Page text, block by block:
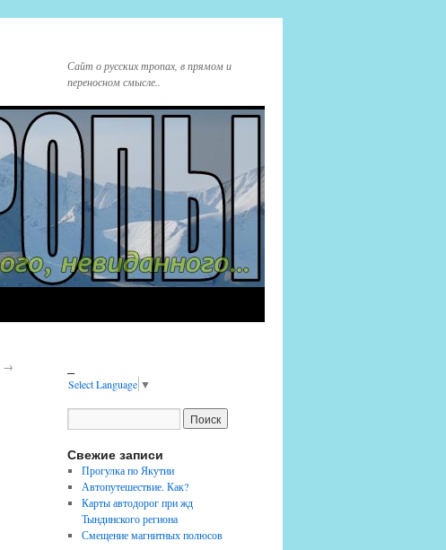
Сайт о русских тропах, в прямом и
переносном смысле..
→
Select Language ▼
Свежие записи
Прогулка по Якутии
Автопутешествие. Как?
Карты автодорог при жд
Тындинского региона
Смещение магнитных полюсов